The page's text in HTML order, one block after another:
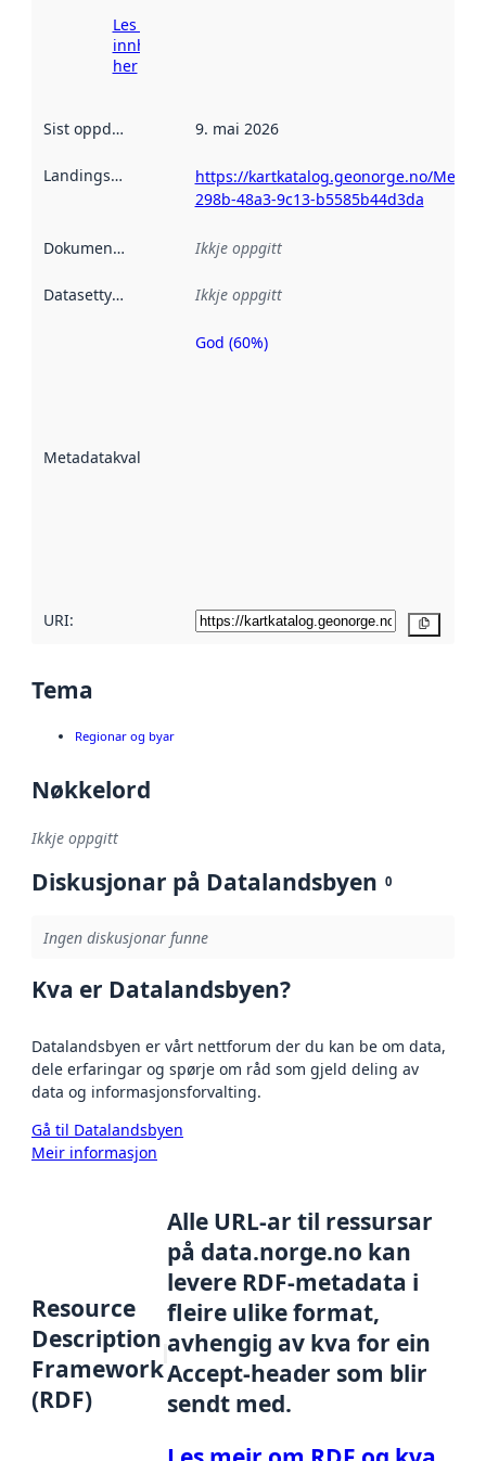
Les meir om
innhenting
her
Sist oppdatert 9. mai 2026
Landingsside
https://kartkatalog.geonorge.no/
298b-48a3-9c13-b5585b44d3da
Dokumentasjon Ikkje oppgitt
Datasettype Ikkje oppgitt
Metadatakvalitet
Metadatakvalitet
God (60%)
URI:
Tema
Regionar og byar
Nøkkelord
Ikkje oppgitt
Diskusjonar på Datalandsbyen 0
Ingen diskusjonar funne
Kva er Datalandsbyen?
Datalandsbyen er vårt nettforum der du kan be om data,
dele erfaringar og spørje om råd som gjeld deling av
data og informasjonsforvalting.
Gå til Datalandsbyen
Meir informasjon
Resource
Description
Framework
(RDF)
Alle URL-ar til ressursar
på data.norge.no kan
levere RDF-metadata i
fleire ulike format,
avhengig av kva for ein
Accept-header som blir
sendt med.